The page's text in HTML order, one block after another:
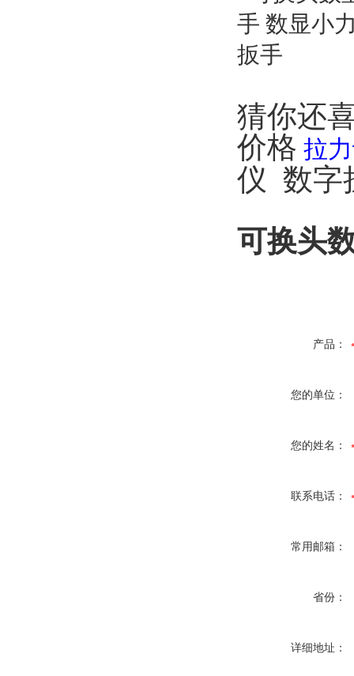
猜你还
价格 拉
仪 数字
可换头
产品：
您的单位：
您的姓名：
联系电话：
常用邮箱：
省份：
详细地址：